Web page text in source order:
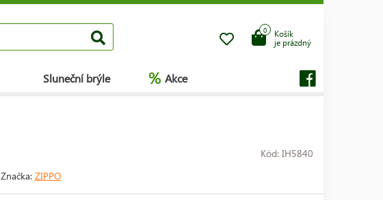
Košík
je prázdný
0
Sluneční brýle % Akce
Kód: IH5840
Značka: ZIPPO